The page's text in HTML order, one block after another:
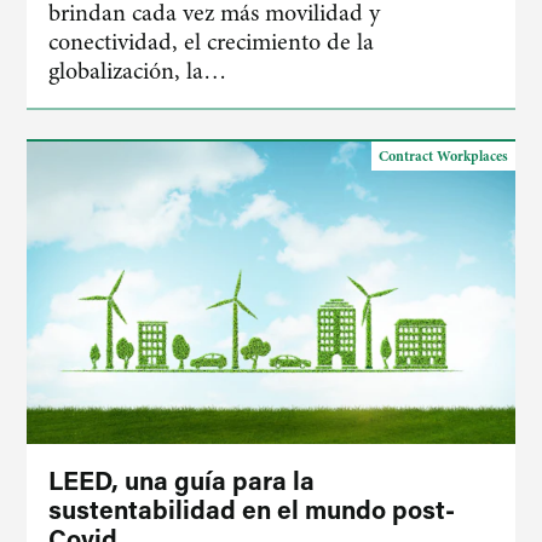
brindan cada vez más movilidad y
conectividad, el crecimiento de la
globalización, la…
Contract Workplaces
LEED, una guía para la
sustentabilidad en el mundo post-